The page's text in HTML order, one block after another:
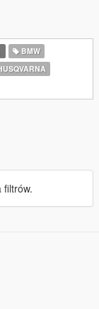
BMW
filtrów.